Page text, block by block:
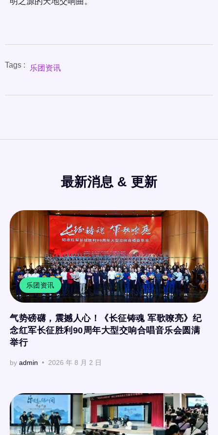
Tags : 乐团资讯
最新消息 & 更新
乐团资讯
气势磅礴，震撼人心！《长征铸魂 军歌嘹亮》纪
念红军长征胜利90周年大型交响合唱音乐会圆满
举行
by admin 2026 年 8 月 2 日